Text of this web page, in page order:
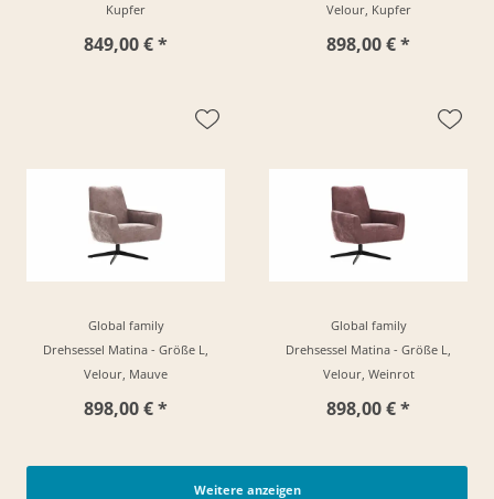
Kupfer
849,00 € *
Velour, Kupfer
898,00 € *
Global family
Drehsessel Matina - Größe L,
Velour, Mauve
898,00 € *
Global family
Drehsessel Matina - Größe L,
Velour, Weinrot
898,00 € *
Weitere anzeigen